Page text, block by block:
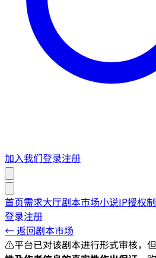
加入我们登录注册
首页需求大厅剧本市场小说IP授权
登录注册
← 返回剧本市场
⚠️平台已对该剧本进行形式审核，但